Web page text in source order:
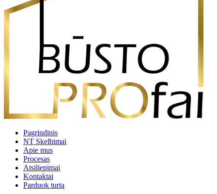
Pagrindinis
NT Skelbimai
Apie mus
Procesas
Atsiliepimai
Kontaktai
Parduok turtą